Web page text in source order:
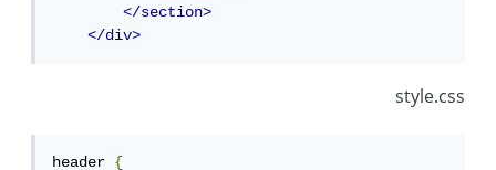
</section>
</div>
style.css
header {